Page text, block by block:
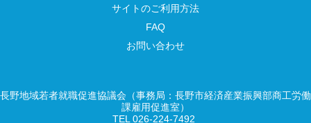
サイトのご利用方法
FAQ
お問い合わせ
長野地域若者就職促進協議会（事務局：長野市経済産業振興部商工労働
課雇用促進室）
TEL 026-224-7492